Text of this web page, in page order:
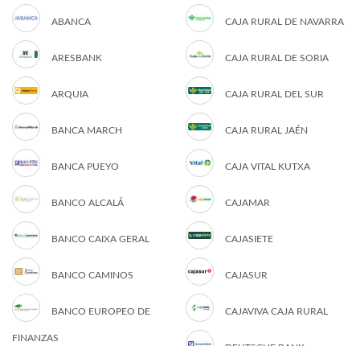
ABANCA
ARESBANK
ARQUIA
BANCA MARCH
BANCA PUEYO
BANCO ALCALÁ
BANCO CAIXA GERAL
BANCO CAMINOS
BANCO EUROPEO DE
FINANZAS
CAJA RURAL DE NAVARRA
CAJA RURAL DE SORIA
CAJA RURAL DEL SUR
CAJA RURAL JAÉN
CAJA VITAL KUTXA
CAJAMAR
CAJASIETE
CAJASUR
CAJAVIVA CAJA RURAL